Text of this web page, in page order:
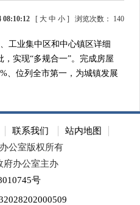
08:10:12 [ 大 中 小 ] 浏览次数： 140
业集中区和中心镇区详细
实现“多规合一”。完成房屋
、位列全市第一，为城镇发展
联系我们
站内地图
公室版权所有
府办公室主办
号